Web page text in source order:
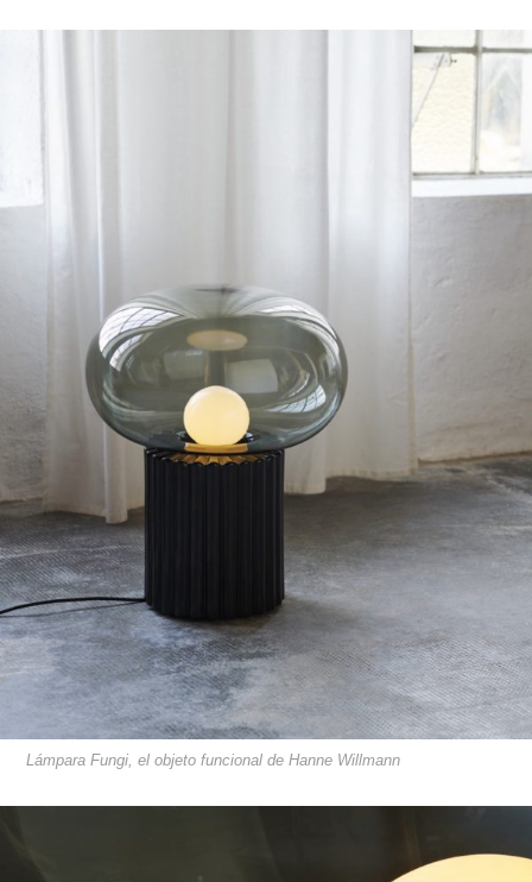
Lámpara Fungi, el objeto funcional de Hanne Willmann